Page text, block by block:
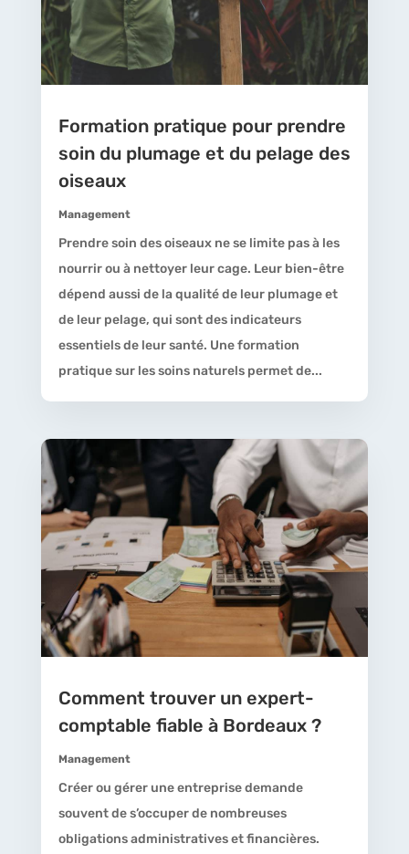
Formation pratique pour prendre
soin du plumage et du pelage des
oiseaux
Management
Prendre soin des oiseaux ne se limite pas à les
nourrir ou à nettoyer leur cage. Leur bien-être
dépend aussi de la qualité de leur plumage et
de leur pelage, qui sont des indicateurs
essentiels de leur santé. Une formation
pratique sur les soins naturels permet de...
Comment trouver un expert-
comptable fiable à Bordeaux ?
Management
Créer ou gérer une entreprise demande
souvent de s’occuper de nombreuses
obligations administratives et financières.